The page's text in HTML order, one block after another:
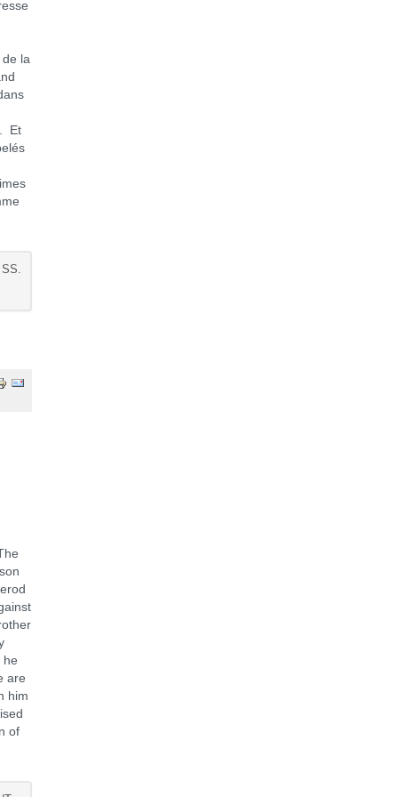
de la
Et
he
are
him
of